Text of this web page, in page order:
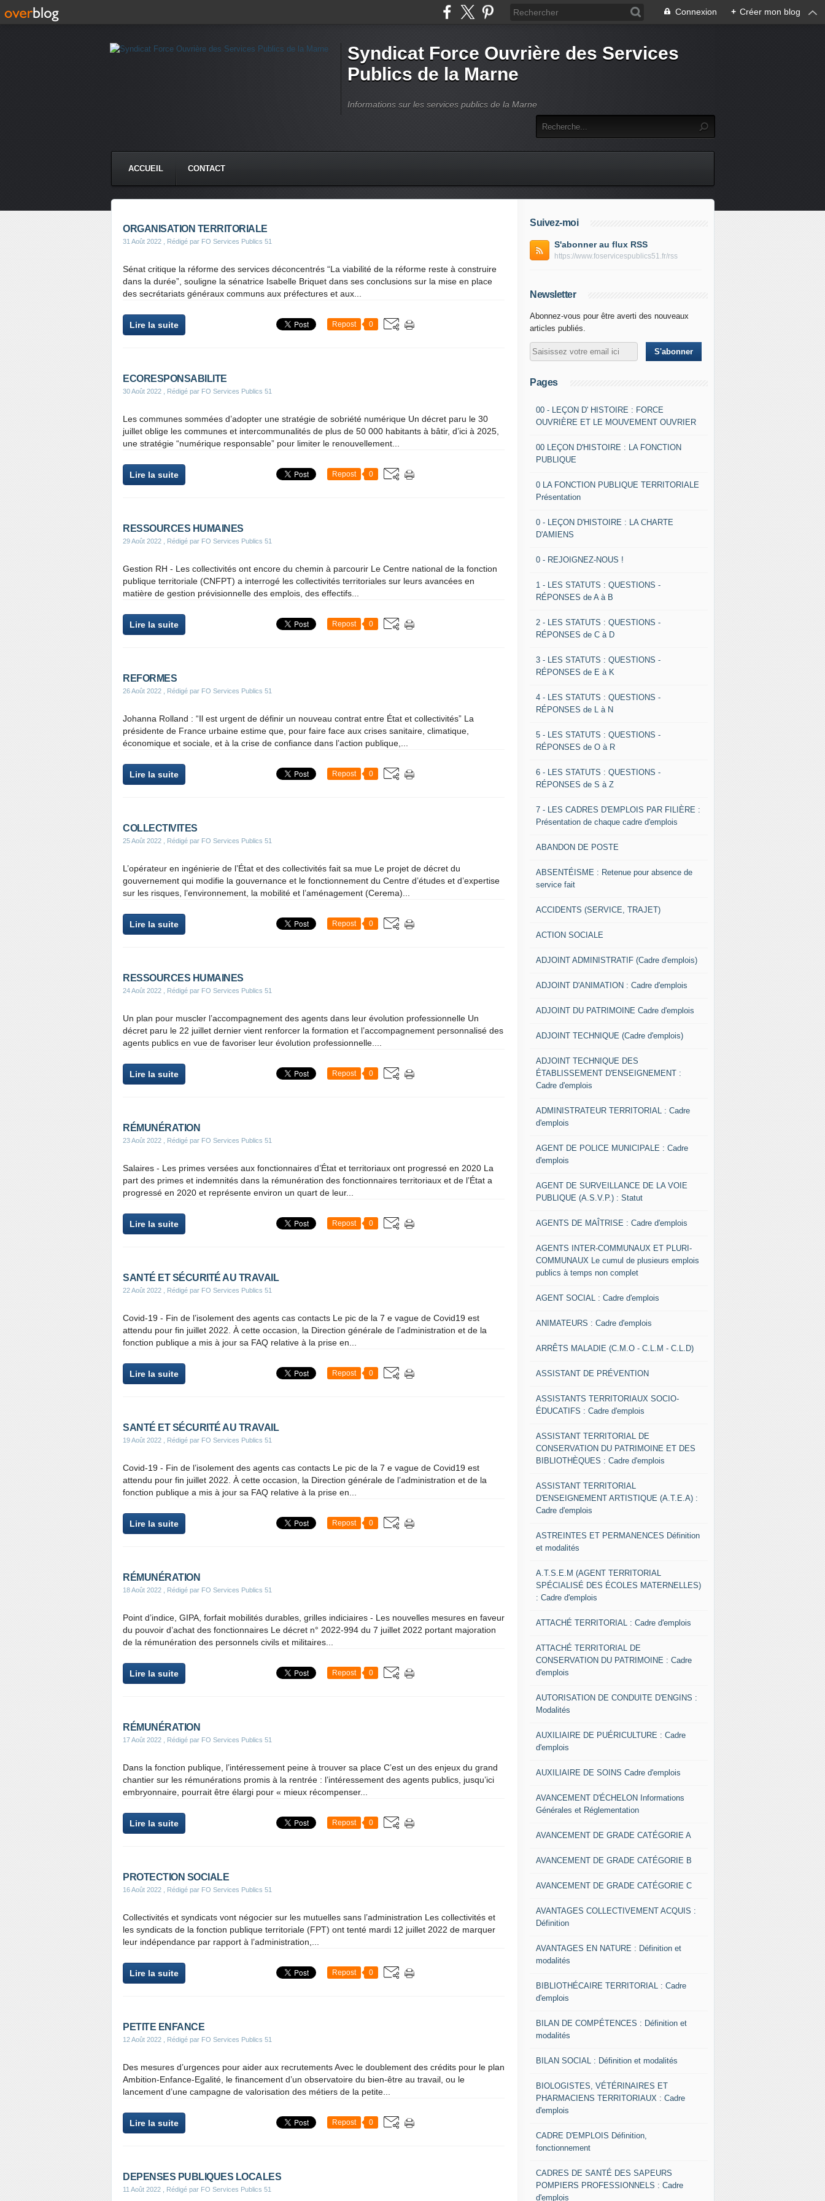
Connexion + Créer mon blog
Syndicat Force Ouvrière des Services
Publics de la Marne
Informations sur les services publics de la Marne
ACCUEIL CONTACT
ORGANISATION TERRITORIALE
31 Août 2022 , Rédigé par FO Services Publics 51
Sénat critique la réforme des services déconcentrés “La viabilité de la réforme reste à construire
dans la durée”, souligne la sénatrice Isabelle Briquet dans ses conclusions sur la mise en place
des secrétariats généraux communs aux préfectures et aux...
Lire la suite Repost 0
ECORESPONSABILITE
30 Août 2022 , Rédigé par FO Services Publics 51
Les communes sommées d’adopter une stratégie de sobriété numérique Un décret paru le 30
juillet oblige les communes et intercommunalités de plus de 50 000 habitants à bâtir, d’ici à 2025,
une stratégie “numérique responsable” pour limiter le renouvellement...
Lire la suite Repost 0
RESSOURCES HUMAINES
29 Août 2022 , Rédigé par FO Services Publics 51
Gestion RH - Les collectivités ont encore du chemin à parcourir Le Centre national de la fonction
publique territoriale (CNFPT) a interrogé les collectivités territoriales sur leurs avancées en
matière de gestion prévisionnelle des emplois, des effectifs...
Lire la suite Repost 0
REFORMES
26 Août 2022 , Rédigé par FO Services Publics 51
Johanna Rolland : “Il est urgent de définir un nouveau contrat entre État et collectivités” La
présidente de France urbaine estime que, pour faire face aux crises sanitaire, climatique,
économique et sociale, et à la crise de confiance dans l’action publique,...
Lire la suite Repost 0
COLLECTIVITES
25 Août 2022 , Rédigé par FO Services Publics 51
L’opérateur en ingénierie de l’État et des collectivités fait sa mue Le projet de décret du
gouvernement qui modifie la gouvernance et le fonctionnement du Centre d’études et d’expertise
sur les risques, l’environnement, la mobilité et l’aménagement (Cerema)...
Lire la suite Repost 0
RESSOURCES HUMAINES
24 Août 2022 , Rédigé par FO Services Publics 51
Un plan pour muscler l’accompagnement des agents dans leur évolution professionnelle Un
décret paru le 22 juillet dernier vient renforcer la formation et l’accompagnement personnalisé des
agents publics en vue de favoriser leur évolution professionnelle....
Lire la suite Repost 0
RÉMUNÉRATION
23 Août 2022 , Rédigé par FO Services Publics 51
Salaires - Les primes versées aux fonctionnaires d’État et territoriaux ont progressé en 2020 La
part des primes et indemnités dans la rémunération des fonctionnaires territoriaux et de l’État a
progressé en 2020 et représente environ un quart de leur...
Lire la suite Repost 0
SANTÉ ET SÉCURITÉ AU TRAVAIL
22 Août 2022 , Rédigé par FO Services Publics 51
Covid-19 - Fin de l’isolement des agents cas contacts Le pic de la 7 e vague de Covid19 est
attendu pour fin juillet 2022. À cette occasion, la Direction générale de l’administration et de la
fonction publique a mis à jour sa FAQ relative à la prise en...
Lire la suite Repost 0
SANTÉ ET SÉCURITÉ AU TRAVAIL
19 Août 2022 , Rédigé par FO Services Publics 51
Covid-19 - Fin de l’isolement des agents cas contacts Le pic de la 7 e vague de Covid19 est
attendu pour fin juillet 2022. À cette occasion, la Direction générale de l’administration et de la
fonction publique a mis à jour sa FAQ relative à la prise en...
Lire la suite Repost 0
RÉMUNÉRATION
18 Août 2022 , Rédigé par FO Services Publics 51
Point d’indice, GIPA, forfait mobilités durables, grilles indiciaires - Les nouvelles mesures en faveur
du pouvoir d’achat des fonctionnaires Le décret n° 2022-994 du 7 juillet 2022 portant majoration
de la rémunération des personnels civils et militaires...
Lire la suite Repost 0
RÉMUNÉRATION
17 Août 2022 , Rédigé par FO Services Publics 51
Dans la fonction publique, l’intéressement peine à trouver sa place C’est un des enjeux du grand
chantier sur les rémunérations promis à la rentrée : l’intéressement des agents publics, jusqu’ici
embryonnaire, pourrait être élargi pour « mieux récompenser...
Lire la suite Repost 0
PROTECTION SOCIALE
16 Août 2022 , Rédigé par FO Services Publics 51
Collectivités et syndicats vont négocier sur les mutuelles sans l’administration Les collectivités et
les syndicats de la fonction publique territoriale (FPT) ont tenté mardi 12 juillet 2022 de marquer
leur indépendance par rapport à l’administration,...
Lire la suite Repost 0
PETITE ENFANCE
12 Août 2022 , Rédigé par FO Services Publics 51
Des mesures d’urgences pour aider aux recrutements Avec le doublement des crédits pour le plan
Ambition-Enfance-Egalité, le financement d’un observatoire du bien-être au travail, ou le
lancement d’une campagne de valorisation des métiers de la petite...
Lire la suite Repost 0
DEPENSES PUBLIQUES LOCALES
11 Août 2022 , Rédigé par FO Services Publics 51
Suivez-moi
S'abonner au flux RSS
https://www.foservicespublics51.fr/rss
Newsletter
Abonnez-vous pour être averti des nouveaux
articles publiés.
Pages
00 - LEÇON D' HISTOIRE : FORCE
OUVRIÈRE ET LE MOUVEMENT OUVRIER
00 LEÇON D'HISTOIRE : LA FONCTION
PUBLIQUE
0 LA FONCTION PUBLIQUE TERRITORIALE
Présentation
0 - LEÇON D'HISTOIRE : LA CHARTE
D'AMIENS
0 - REJOIGNEZ-NOUS !
1 - LES STATUTS : QUESTIONS -
RÉPONSES de A à B
2 - LES STATUTS : QUESTIONS -
RÉPONSES de C à D
3 - LES STATUTS : QUESTIONS -
RÉPONSES de E à K
4 - LES STATUTS : QUESTIONS -
RÉPONSES de L à N
5 - LES STATUTS : QUESTIONS -
RÉPONSES de O à R
6 - LES STATUTS : QUESTIONS -
RÉPONSES de S à Z
7 - LES CADRES D'EMPLOIS PAR FILIÈRE :
Présentation de chaque cadre d'emplois
ABANDON DE POSTE
ABSENTÉISME : Retenue pour absence de
service fait
ACCIDENTS (SERVICE, TRAJET)
ACTION SOCIALE
ADJOINT ADMINISTRATIF (Cadre d'emplois)
ADJOINT D'ANIMATION : Cadre d'emplois
ADJOINT DU PATRIMOINE Cadre d'emplois
ADJOINT TECHNIQUE (Cadre d'emplois)
ADJOINT TECHNIQUE DES
ÉTABLISSEMENT D'ENSEIGNEMENT :
Cadre d'emplois
ADMINISTRATEUR TERRITORIAL : Cadre
d'emplois
AGENT DE POLICE MUNICIPALE : Cadre
d'emplois
AGENT DE SURVEILLANCE DE LA VOIE
PUBLIQUE (A.S.V.P.) : Statut
AGENTS DE MAÎTRISE : Cadre d'emplois
AGENTS INTER-COMMUNAUX ET PLURI-
COMMUNAUX Le cumul de plusieurs emplois
publics à temps non complet
AGENT SOCIAL : Cadre d'emplois
ANIMATEURS : Cadre d'emplois
ARRÊTS MALADIE (C.M.O - C.L.M - C.L.D)
ASSISTANT DE PRÉVENTION
ASSISTANTS TERRITORIAUX SOCIO-
ÉDUCATIFS : Cadre d'emplois
ASSISTANT TERRITORIAL DE
CONSERVATION DU PATRIMOINE ET DES
BIBLIOTHÈQUES : Cadre d'emplois
ASSISTANT TERRITORIAL
D'ENSEIGNEMENT ARTISTIQUE (A.T.E.A) :
Cadre d'emplois
ASTREINTES ET PERMANENCES Définition
et modalités
A.T.S.E.M (AGENT TERRITORIAL
SPÉCIALISÉ DES ÉCOLES MATERNELLES)
: Cadre d'emplois
ATTACHÉ TERRITORIAL : Cadre d'emplois
ATTACHÉ TERRITORIAL DE
CONSERVATION DU PATRIMOINE : Cadre
d'emplois
AUTORISATION DE CONDUITE D'ENGINS :
Modalités
AUXILIAIRE DE PUÉRICULTURE : Cadre
d'emplois
AUXILIAIRE DE SOINS Cadre d'emplois
AVANCEMENT D'ÉCHELON Informations
Générales et Réglementation
AVANCEMENT DE GRADE CATÉGORIE A
AVANCEMENT DE GRADE CATÉGORIE B
AVANCEMENT DE GRADE CATÉGORIE C
AVANTAGES COLLECTIVEMENT ACQUIS :
Définition
AVANTAGES EN NATURE : Définition et
modalités
BIBLIOTHÉCAIRE TERRITORIAL : Cadre
d'emplois
BILAN DE COMPÉTENCES : Définition et
modalités
BILAN SOCIAL : Définition et modalités
BIOLOGISTES, VÉTÉRINAIRES ET
PHARMACIENS TERRITORIAUX : Cadre
d'emplois
CADRE D'EMPLOIS Définition,
fonctionnement
CADRES DE SANTÉ DES SAPEURS
POMPIERS PROFESSIONNELS : Cadre
d'emplois